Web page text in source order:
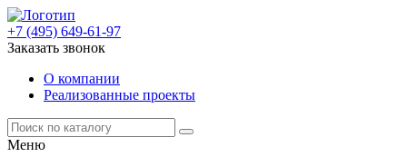
+7 (495) 649-61-97
Заказать звонок
О компании
Реализованные проекты
Меню